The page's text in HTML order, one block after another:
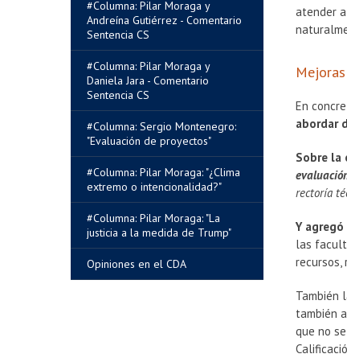
Opiniones en el CDA
#Columna: Pilar Moraga: "La
justicia a la medida de Trump"
#Columna: Pilar Moraga: "¿Clima
extremo o intencionalidad?"
#Columna: Sergio Montenegro:
"Evaluación de proyectos"
#Columna: Pilar Moraga y
Daniela Jara - Comentario
Sentencia CS
#Columna: Pilar Moraga y
Andreína Gutiérrez - Comentario
Sentencia CS
atender
En
abordar
Sobre la
rectoría
Y
las
También
también
que no